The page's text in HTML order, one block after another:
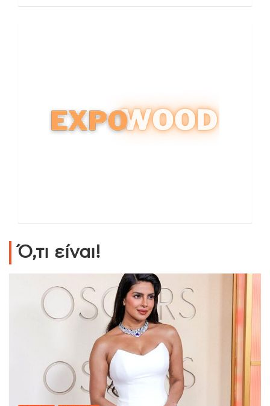
Ό,τι είναι!